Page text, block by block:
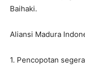
Baihaki.
Aliansi Madura
1. Pencopotan